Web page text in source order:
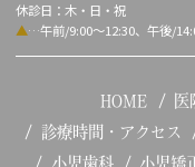
休診日：木・日・祝
▲…午前/9:00～12:30、午後/
HOME 医
診療時間・アクセス
小児歯科
小児矯